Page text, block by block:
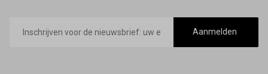
mailadres
Aanmelden